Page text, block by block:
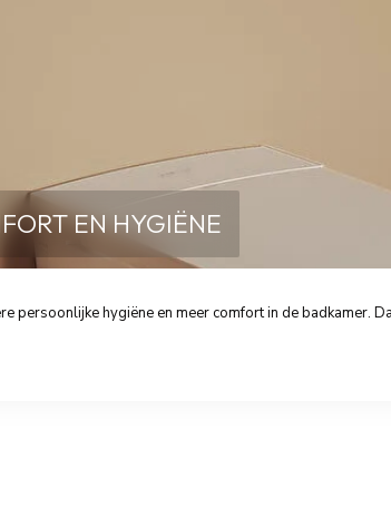
EN HYGIËNE
persoonlijke hygiëne en meer comfort in de badkamer.